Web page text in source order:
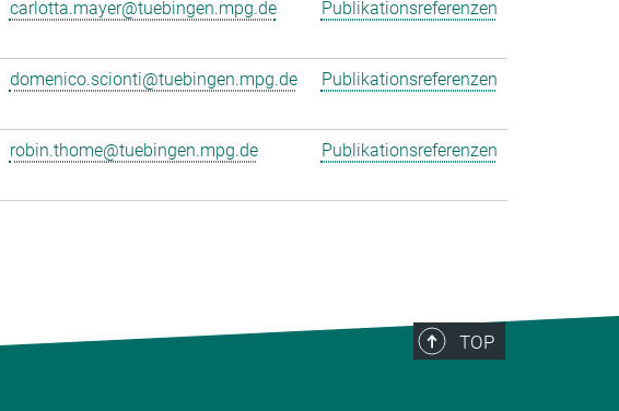
carlotta.mayer@tuebingen.mpg.de Publikationsreferenzen
domenico.scionti@tuebingen.mpg.de Publikationsreferenzen
robin.thome@tuebingen.mpg.de Publikationsreferenzen
TOP